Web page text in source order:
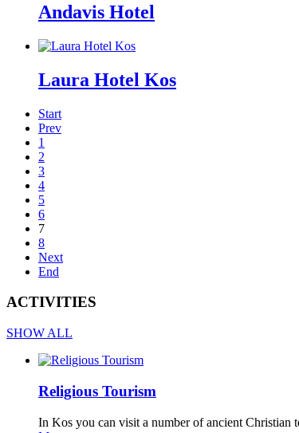
Andavis Hotel
Laura Hotel Kos
Start
Prev
1
2
3
4
5
6
7
8
Next
End
ACTIVITIES
SHOW ALL
Religious Tourism
In Kos you can visit a number of ancient